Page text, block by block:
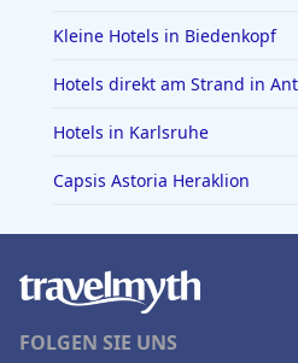
Kleine Hotels in Biedenkopf
Hotels direkt am Strand in
Hotels in Karlsruhe
Capsis Astoria Heraklion
FOLGEN SIE UNS